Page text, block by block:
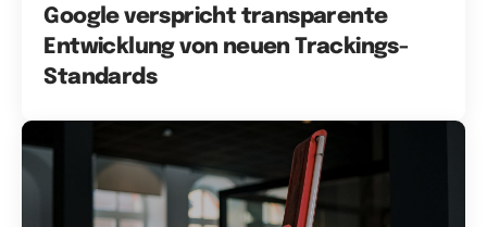
Google verspricht transparente
Entwicklung von neuen Trackings-
Standards